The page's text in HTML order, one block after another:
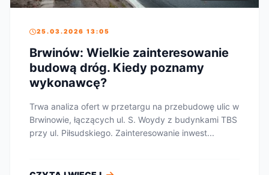
25.03.2026 13:05
Brwinów: Wielkie zainteresowanie
budową dróg. Kiedy poznamy
wykonawcę?
Trwa analiza ofert w przetargu na przebudowę ulic w
Brwinowie, łączących ul. S. Woydy z budynkami TBS
przy ul. Piłsudskiego. Zainteresowanie inwest...